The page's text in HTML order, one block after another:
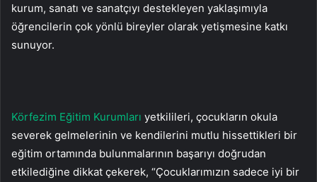
kurum, sanatı ve sanatçıyı destekleyen yaklaşımıyla
öğrencilerin çok yönlü bireyler olarak yetişmesine katkı
sunuyor.
Körfezim Eğitim Kurumları yetkilileri, çocukların okula
severek gelmelerinin ve kendilerini mutlu hissettikleri bir
eğitim ortamında bulunmalarının başarıyı doğrudan
etkilediğine dikkat çekerek, “Çocuklarımızın sadece iyi bir